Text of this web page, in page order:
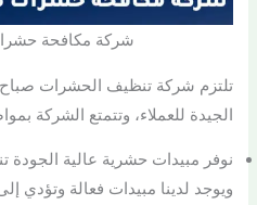
شركة مكافحة
تلتزم شركة تنظيف الحشرات صباح
الجيدة للعملاء، وتتمتع الشركة
نوفر مبيدات حشرية عالية الجودة
ويوجد لدينا مبيدات فعالة وتؤدي